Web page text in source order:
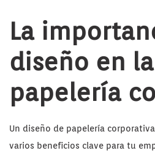
La
diseño en la
papelería
Un diseño de papelería
varios beneficios clave para tu